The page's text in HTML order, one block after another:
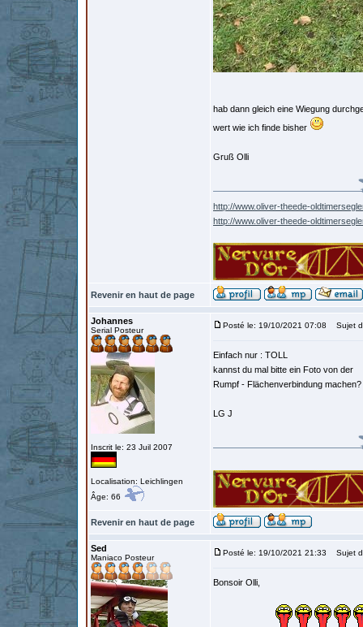
hab dann gleich eine Wiegung
wert wie ich finde bisher
Gruß Olli
http://www.oliver-theede-
http://www.oliver-theede-
Revenir en haut de page
Johannes
Serial Posteur
Inscrit le: 23 Juil 2007
Localisation: Leichlingen
Âge: 66
Posté le: 19/10/2021 07:08 Sujet
Einfach nur : TOLL
kannst du mal bitte ein Foto von der
Rumpf - Flächenverbindung machen?
LG J
Revenir en haut de page
Sed
Maniaco Posteur
Posté le: 19/10/2021 21:33 Sujet
Bonsoir Olli,